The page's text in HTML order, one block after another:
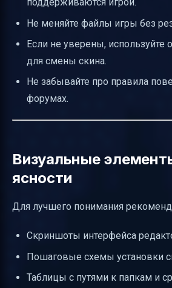
поддерживаются игрой.
Не меняйте файлы игры без
Если не уверены, используйте
для смены скина.
Не забывайте про правила
форумах.
Визуальные
ясности
Для лучшего понимания
Скриншоты интерфейса
Пошаговые схемы установки
Таблицы с путями к папкам и